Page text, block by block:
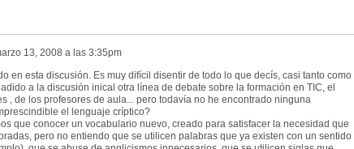
13, 2008 a las 3:35pm
en esta discusión. Es muy difícil disentir de todo lo que decís, casi tanto como
a la discusión inical otra línea de debate sobre la formación en TIC, el
, de los profesores de aula... pero todavía no he encontrado ninguna
el lenguaje críptico?
que conocer un vocabulario nuevo, creado para satisfacer la necesidad que
pero no entiendo que se utilicen palabras que ya existen con un sentido